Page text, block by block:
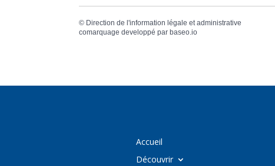
© Direction de l'information légale et administrative
comarquage developpé par baseo.io
Accueil
Découvrir